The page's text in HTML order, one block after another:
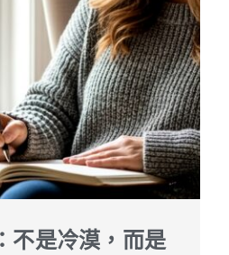
不是冷漠，而是